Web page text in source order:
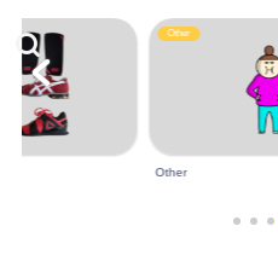
Other
Other